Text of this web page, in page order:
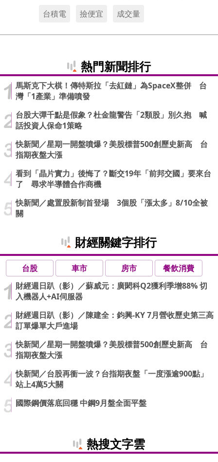
台積電 撿便宜 成交量
熱門新聞排行
馬斯克下大棋！傳特斯拉「去紅鏈」為SpaceX整併 台
灣「1產業」準備噴發
台股大彈千點是假象？杜金龍警告「2類股」別久抱 喊
話投資人保命1策略
快新聞／星期一開盤噴爆？美股標普500創歷史新高 台
指期夜盤大漲
看到「晶片實力」後悔了？斷交19年「前邦交國」要來台
了 尋求半導體合作商機
快新聞／處置股新制首登場 3個股「漲太多」8/10全被
關
財經關鍵字排行
台股 車市 房市
餐飲消費
財經週日趴（影）／蘇威元：廣閎科Q2獲利季增88% 切
入機器人+AI伺服器
財經週日趴（影）／陳建全：鈞興-KY 7月營收歷史第三高
訂單爆單大戶進場
快新聞／星期一開盤噴爆？美股標普500創歷史新高 台
指期夜盤大漲
快新聞／台股再衝一波？台指期夜盤「一度漲逾900點」
站上4萬5大關
國際鋼價落底回穩 中鋼9月盤全面平盤
熱搜文字雲